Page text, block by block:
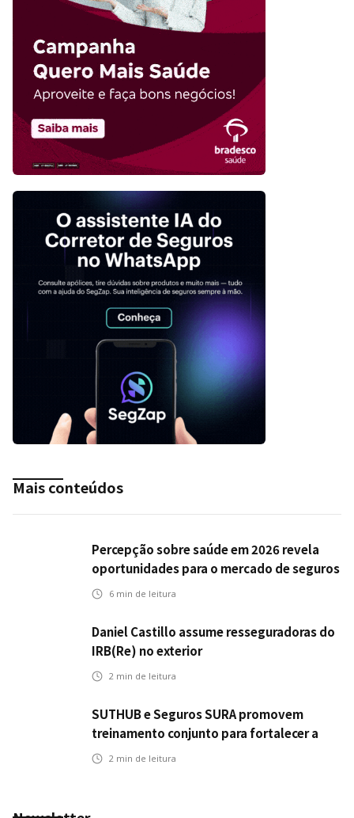
Mais conteúdos
Percepção sobre saúde em 2026 revela
oportunidades para o mercado de seguros
ampliar cobertura e prevenção
6 min de leitura
Daniel Castillo assume resseguradoras do
IRB(Re) no exterior
2 min de leitura
SUTHUB e Seguros SURA promovem
treinamento conjunto para fortalecer a
operação comercial do Seguro Mobilidade
2 min de leitura